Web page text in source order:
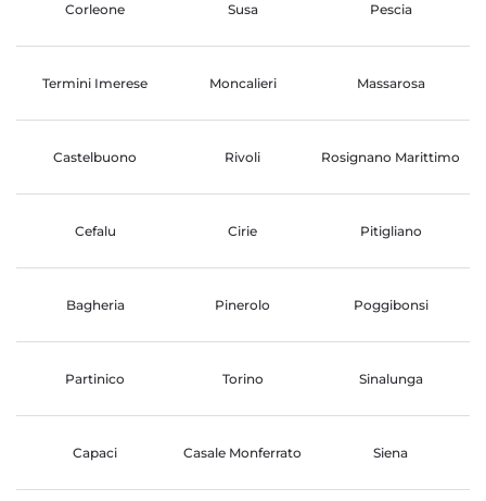
Corleone Susa Pescia
Termini Imerese Moncalieri Massarosa
Castelbuono Rivoli Rosignano Marittimo
Cefalu Cirie Pitigliano
Bagheria Pinerolo Poggibonsi
Partinico Torino Sinalunga
Capaci Casale Monferrato Siena